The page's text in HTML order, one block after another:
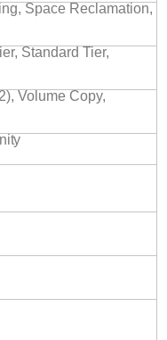
Space Reclamation,
Standard Tier,
Volume Copy,